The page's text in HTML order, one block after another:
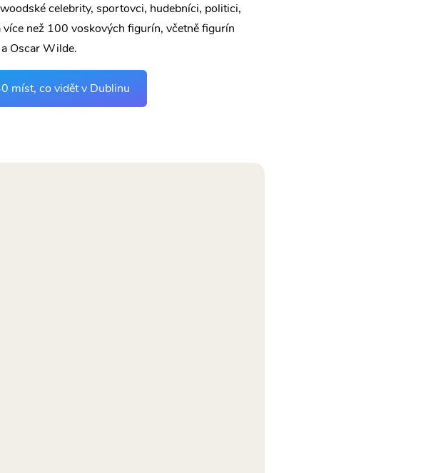
celebrity, sportovci, hudebníci, politici,
než 100 voskových figurín, včetně figurín
Oscar Wilde.
míst, co vidět v Dublinu